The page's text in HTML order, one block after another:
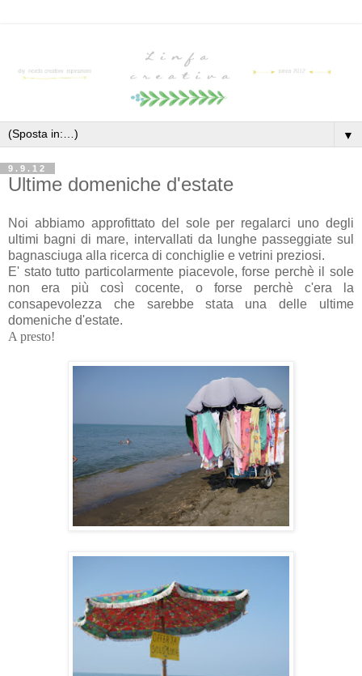
▼
9.9.12
Ultime domeniche d'estate
Noi abbiamo approfittato del sole per regalarci uno degli
ultimi bagni di mare, intervallati da lunghe passeggiate sul
bagnasciuga alla ricerca di conchiglie e vetrini preziosi.
E' stato tutto particolarmente piacevole, forse perchè il sole
non era più così cocente, o forse perchè c'era la
consapevolezza che sarebbe stata una delle ultime
domeniche d'estate.
A presto!